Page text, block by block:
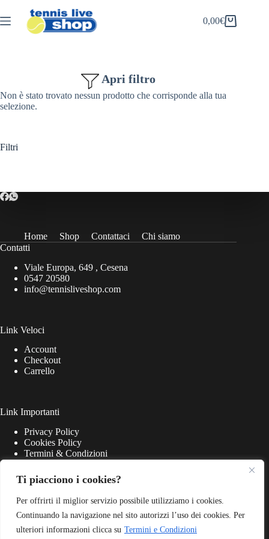
Ti piacciono i cookies?
Per offrirti il miglior servizio possibile utilizziamo i cookies.
Continuando la navigazione nel sito autorizzi l’uso dei cookies. Per
ulteriori informazioni clicca su Termini e Condizioni
al
contenuto
Carrello
0,00€
Apri filtro
Non è stato trovato nessun prodotto che corrisponde alla tua
selezione.
Filtri
Home Shop Contattaci
Chi siamo
Contatti
Viale Europa, 649 , Cesena
0547 20580
info@tennisliveshop.com
Link Veloci
Account
Checkout
Carrello
Link Importanti
Privacy Policy
Cookies Policy
Termini & Condizioni